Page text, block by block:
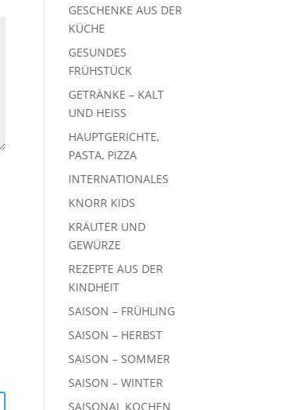
GESCHENKE AUS DER
KÜCHE
GESUNDES
FRÜHSTÜCK
GETRÄNKE – KALT
UND HEISS
HAUPTGERICHTE,
PASTA, PIZZA
INTERNATIONALES
KNORR KIDS
KRÄUTER UND
GEWÜRZE
REZEPTE AUS DER
KINDHEIT
SAISON – FRÜHLING
SAISON – HERBST
SAISON – SOMMER
SAISON – WINTER
SAISONAL KOCHEN